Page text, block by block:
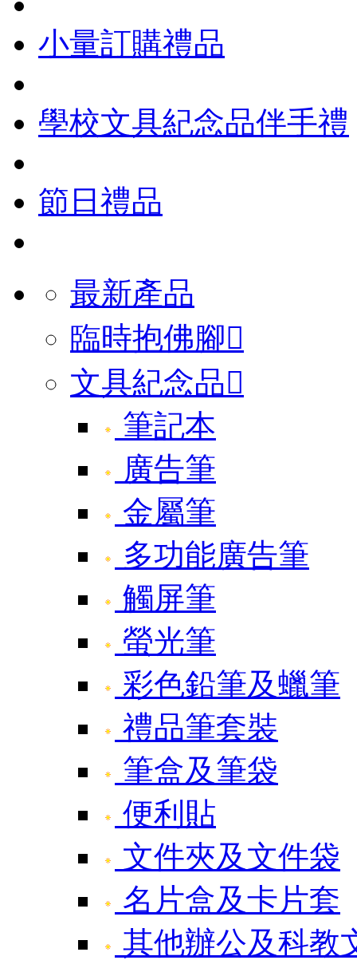
小量訂購禮品
學校文具紀念品伴手禮
節日禮品
最新產品
臨時抱佛腳
文具紀念品
筆記本
廣告筆
金屬筆
多功能廣告筆
觸屏筆
螢光筆
彩色鉛筆及蠟筆
禮品筆套裝
筆盒及筆袋
便利貼
文件夾及文件袋
名片盒及卡片套
其他辦公及科教